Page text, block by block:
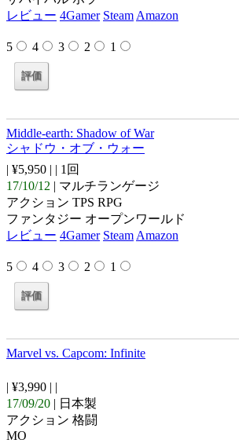
レビュー 4Gamer Steam Amazon
5 4 3 2 1
Middle-earth: Shadow of War
シャドウ・オブ・ウォー
| ¥5,950 | | 1回
17/10/12 | マルチランゲージ
アクション TPS RPG
ファンタジー オープンワールド
レビュー 4Gamer Steam Amazon
5 4 3 2 1
Marvel vs. Capcom: Infinite
| ¥3,990 | |
17/09/20 | 日本製
アクション 格闘
MO